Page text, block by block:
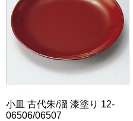
小皿 古代朱/溜 漆塗り 12-
06506/06507